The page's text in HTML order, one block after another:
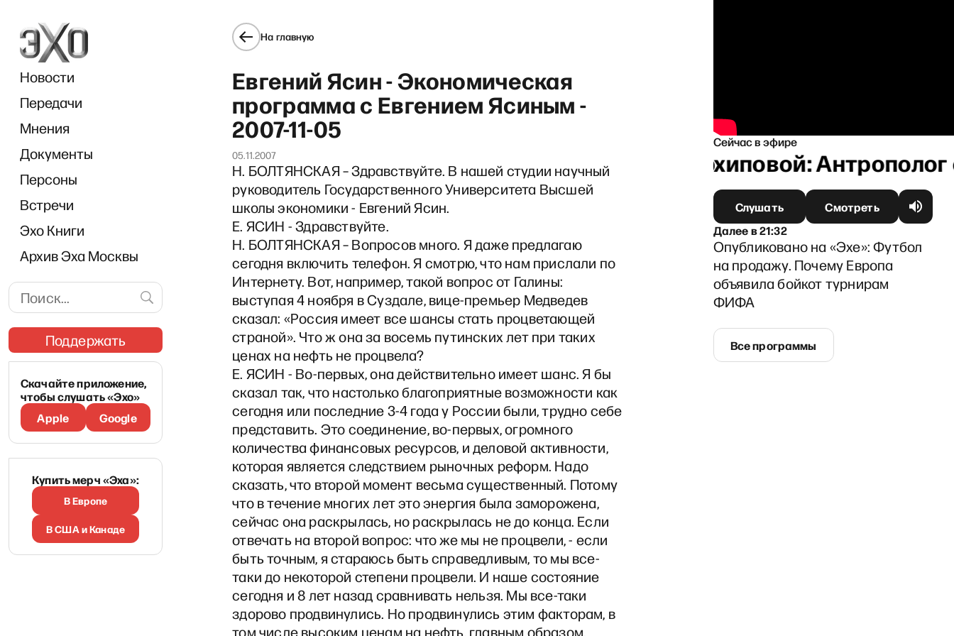
Новости
Передачи
Мнения
Документы
Персоны
Встречи
Эхо Книги
Архив Эха Москвы
Поддержать
Скачайте приложение,
чтобы слушать «Эхо»
Apple
Google
Купить мерч «Эха»:
В Европе
В США и Канаде
На главную
Евгений Ясин - Экономическая
программа с Евгением Ясиным -
2007-11-05
05.11.2007
Н. БОЛТЯНСКАЯ – Здравствуйте. В нашей студии научный
руководитель Государственного Университета Высшей
школы экономики - Евгений Ясин.
Е. ЯСИН - Здравствуйте.
Н. БОЛТЯНСКАЯ – Вопросов много. Я даже предлагаю
сегодня включить телефон. Я смотрю, что нам прислали по
Интернету. Вот, например, такой вопрос от Галины:
выступая 4 ноября в Суздале, вице-премьер Медведев
сказал: «Россия имеет все шансы стать процветающей
страной». Что ж она за восемь путинских лет при таких
ценах на нефть не процвела?
Е. ЯСИН - Во-первых, она действительно имеет шанс. Я бы
сказал так, что настолько благоприятные возможности как
сегодня или последние 3-4 года у России были, трудно себе
представить. Это соединение, во-первых, огромного
количества финансовых ресурсов, и деловой активности,
которая является следствием рыночных реформ. Надо
сказать, что второй момент весьма существенный. Потому
что в течение многих лет это энергия была заморожена,
сейчас она раскрылась, но раскрылась не до конца. Если
отвечать на второй вопрос: что же мы не процвели, - если
быть точным, я стараюсь быть справедливым, то мы все-
таки до некоторой степени процвели. И наше состояние
сегодня и 8 лет назад сравнивать нельзя. Мы все-таки
здорово продвинулись. Но продвинулись этим факторам, в
том числе высоким ценам на нефть, главным образом,
Сейчас в эфире
«Лазарева Тут» с Александрой Архиповой: Антрополог
Слушать
Смотреть
Далеев21:32
Опубликовано на «Эхе»: Футбол
на продажу. Почему Европа
объявила бойкот турнирам
ФИФА
Все программы